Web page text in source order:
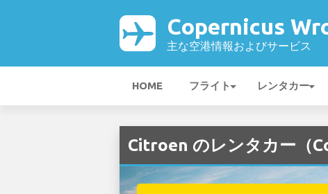
Copernicus
主な空港情報およびサービス
HOME フライト レンタカー
Citroen のレンタカー（